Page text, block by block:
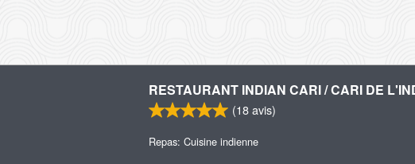
RESTAURANT INDIAN CARI / CARI DE
(18avis)
Repas: Cuisine indienne